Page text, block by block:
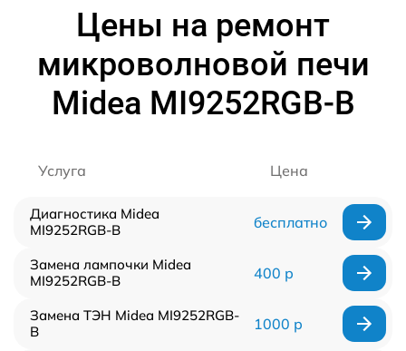
Цены на ремонт
микроволновой печи
Midea MI9252RGB-B
Услуга Цена
Диагностика Midea
MI9252RGB-B
бесплатно
Замена лампочки Midea
MI9252RGB-B
400 р
Замена ТЭН Midea MI9252RGB-
B
1000 р